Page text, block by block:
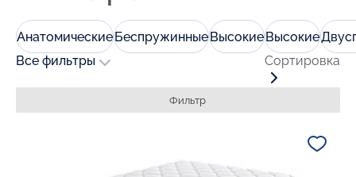
АнатомическиеБеспружинныеВысокиеВысокие
Все фильтры
Сортировка
Фильтр